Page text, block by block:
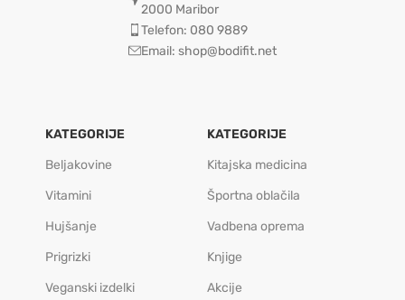
2000 Maribor
Telefon: 080 9889
Email: shop@bodifit.net
KATEGORIJE
Beljakovine
Vitamini
Hujšanje
Prigrizki
Veganski izdelki
KATEGORIJE
Kitajska medicina
Športna oblačila
Vadbena oprema
Knjige
Akcije